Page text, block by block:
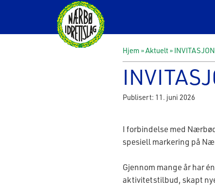
Hjem »Aktuelt»
Publisert: 11. juni 2026
I forbindelse med
spesiell markering på
Gjennom mange år har
aktivitetstilbud, skapt